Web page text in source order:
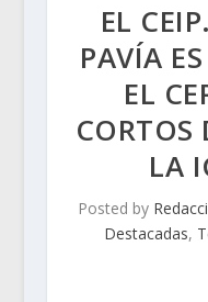
EL
PAVÍA
EL
CORTOS
LA
Posted by
Destacadas,